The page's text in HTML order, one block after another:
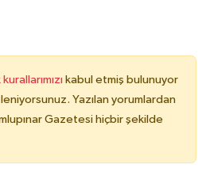
kabul etmiş bulunuyor
Yazılan yorumlardan
Gazetesi hiçbir şekilde